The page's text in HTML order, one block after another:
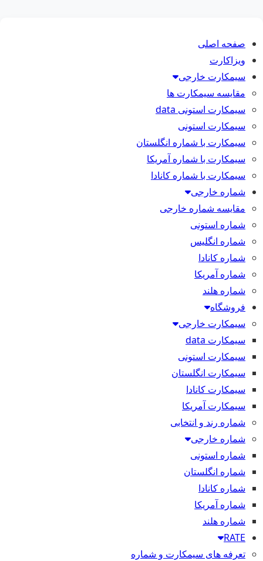
صفحه اصلی
ویزاکارت
سیمکارت خارجی
مقایسه سیمکارت ها
سیمکارت استونی data
سیمکارت استونی
سیمکارت با شماره انگلستان
سیمکارت با شماره آمریکا
سیمکارت با شماره کانادا
شماره خارجی
مقایسه شماره خارجی
شماره استونی
شماره انگلیس
شماره کانادا
شماره آمریکا
شماره هلند
فروشگاه
سیمکارت خارجی
سیمکارت data
سیمکارت استونی
سیمکارت انگلستان
سیمکارت کانادا
سیمکارت آمریکا
شماره رند و انتخابی
شماره خارجی
شماره استونی
شماره انگلستان
شماره کانادا
شماره آمریکا
شماره هلند
RATE
تعرفه های سیمکارت و شماره